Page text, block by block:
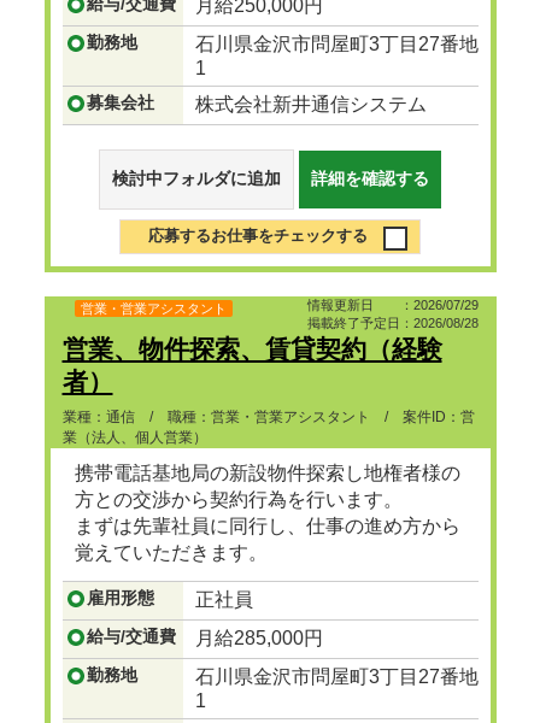
月給250,000円
勤務地
石川県金沢市問屋町3丁目27番地
1
募集会社 株式会社新井通信システム
検討中フォルダに追加 詳細を確認する
応募するお仕事をチェックする
情報更新日 ：2026/07/29
掲載終了予定日：2026/08/28
営業・営業アシスタント
営業、物件探索、賃貸契約（経験
者）
業種：通信 / 職種：営業・営業アシスタント / 案件ID：営
業（法人、個人営業）
携帯電話基地局の新設物件探索し地権者様の
方との交渉から契約行為を行います。
まずは先輩社員に同行し、仕事の進め方から
覚えていただきます。
携帯事業経験者、不動産関係経験者の方大歓
迎です。
...つづきを見る
雇用形態 正社員
給与/交通費 月給285,000円
勤務地
石川県金沢市問屋町3丁目27番地
1